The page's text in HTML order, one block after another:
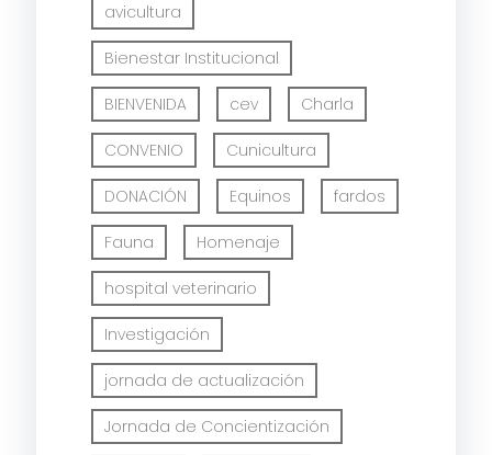
avicultura
Bienestar Institucional
BIENVENIDA cev Charla
CONVENIO Cunicultura
DONACIÓN Equinos fardos
Fauna Homenaje
hospital veterinario
Investigación
jornada de actualización
Jornada de Concientización